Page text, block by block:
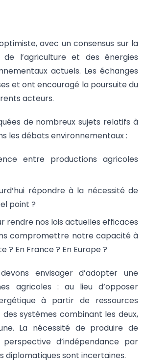
avec un consensus sur la
l’agriculture et des énergies
actuels. Les échanges
et ont encouragé la poursuite du
acteurs.
de nombreux sujets relatifs à
les débats environnementaux :
entre productions agricoles
répondre à la nécessité de
point ?
rendre nos lois actuelles efficaces
compromettre notre capacité à
En France ? En Europe ?
envisager d’adopter une
agricoles : au lieu d’opposer
à partir de ressources
systèmes combinant les deux,
La nécessité de produire de
d’indépendance par
diplomatiques sont incertaines.